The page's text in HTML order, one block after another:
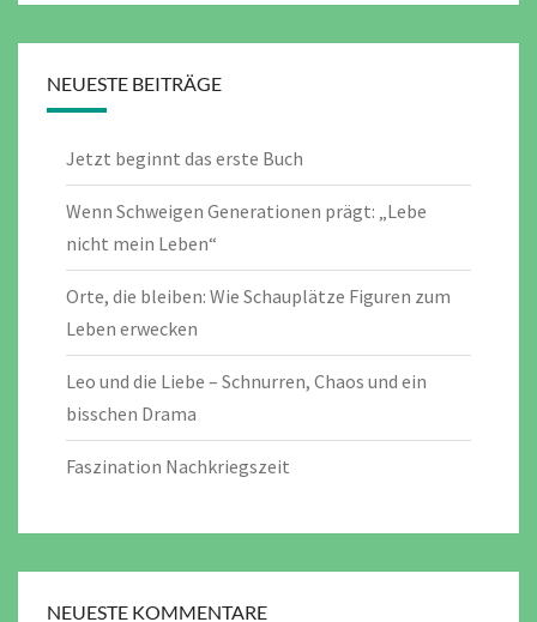
NEUESTE BEITRÄGE
Jetzt beginnt das erste Buch
Wenn Schweigen Generationen prägt: „Lebe
nicht mein Leben“
Orte, die bleiben: Wie Schauplätze Figuren zum
Leben erwecken
Leo und die Liebe – Schnurren, Chaos und ein
bisschen Drama
Faszination Nachkriegszeit
NEUESTE KOMMENTARE